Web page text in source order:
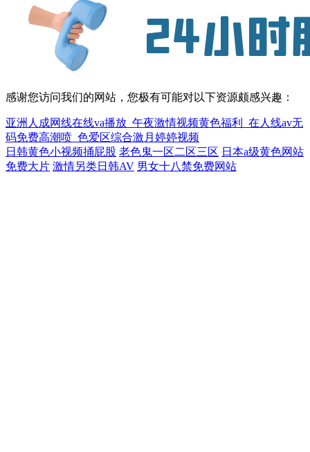
感谢您访问我们的网站，您极有可能对以下资源颇感兴趣：
亚洲人成网线在线va播放_午夜激情视频黄色福利_在人线av无
码免费高潮喷_色爱区综合激月婷婷视频
日韩黄色小视频捅屁股 老色鬼一区二区三区 日本a级黄色网站
免费大片 激情另类日韩AV 男女十八禁免费网站